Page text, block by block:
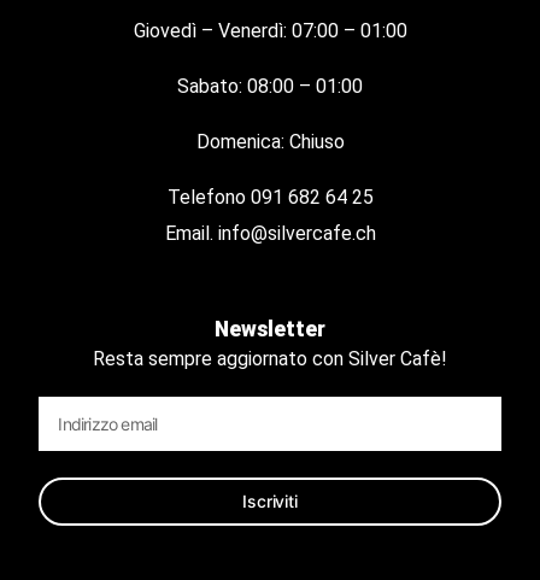
Giovedì – Venerdì: 07:00 – 01:00
Sabato: 08:00 – 01:00
Domenica: Chiuso
Telefono 091 682 64 25
Email. info@silvercafe.ch
Newsletter
Resta sempre aggiornato con Silver Cafè!
Iscriviti